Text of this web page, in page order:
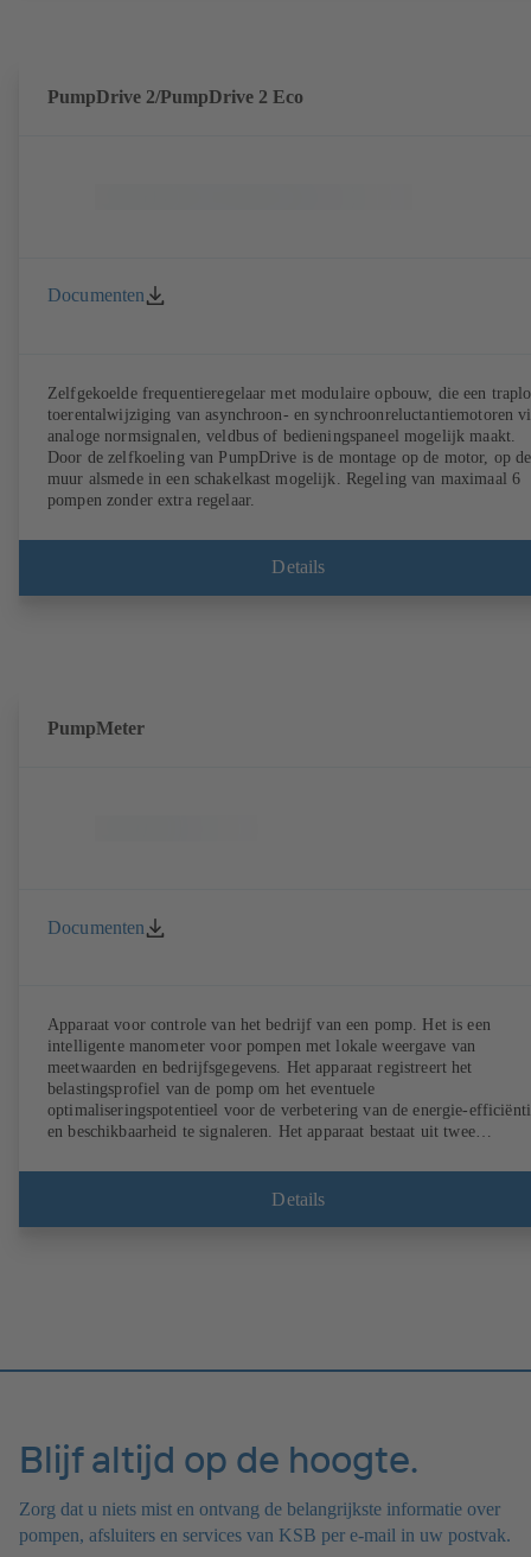
PumpDrive 2/PumpDrive 2 Eco
Documenten
Zelfgekoelde frequentieregelaar met modulaire opbouw, die een
toerentalwijziging van asynchroon- en synchroonreluctantiemotoren
analoge normsignalen, veldbus of bedieningspaneel mogelijk maakt.
Door de zelfkoeling van PumpDrive is de montage op de motor, op de
muur alsmede in een schakelkast mogelijk. Regeling van maximaal 6
pompen zonder extra regelaar.
Details
PumpMeter
Documenten
Apparaat voor controle van het bedrijf van een pomp. Het is een
intelligente manometer voor pompen met lokale weergave van
meetwaarden en bedrijfsgegevens. Het apparaat registreert het
belastingsprofiel van de pomp om het eventuele
optimaliseringspotentieel voor de verbetering van de energie-
en beschikbaarheid te signaleren. Het apparaat bestaat uit twee
compleet gemonteerd en voor de desbetreffende pomp
Het apparaat wordt met een M12-stekker op het net aangesloten en is
Details
Blijf altijd op de hoogte.
Zorg dat u niets mist en ontvang de belangrijkste informatie over
pompen, afsluiters en services van KSB per e-mail in uw postvak.